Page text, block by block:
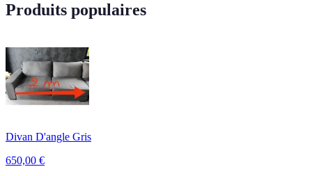
Produits populaires
Divan D'angle Gris
650,00 €